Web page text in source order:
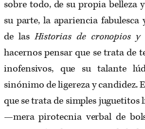
sobre todo, de su propia belleza
su parte, la apariencia
de lasHistorias de cronopios y
hacernos pensar que se trata de
inofensivos, que su talante
sinónimo de ligereza y candidez.
que se trata de simples
—mera pirotecnia verbal de